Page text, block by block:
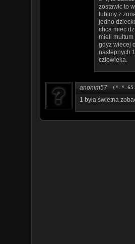
zostawic to
lubimy z
jedno
chca miec
mieli
gdyz wiecej
nastepnych
czlowieka.
anonim57
1 była świetna